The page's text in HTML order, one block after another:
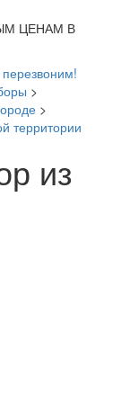
ЦЕНАМ В
>
>
территории
из